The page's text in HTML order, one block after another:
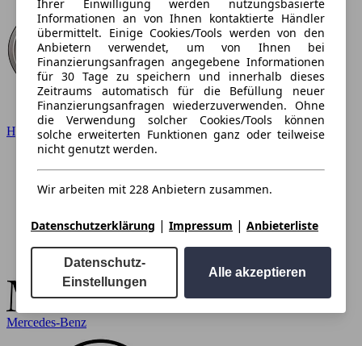
Hyundai
Mercedes-Benz
Ihrer Einwilligung werden nutzungsbasierte
Informationen an von Ihnen kontaktierte Händler
übermittelt. Einige Cookies/Tools werden von den
Anbietern verwendet, um von Ihnen bei
Finanzierungsanfragen angegebene Informationen
für 30 Tage zu speichern und innerhalb dieses
Zeitraums automatisch für die Befüllung neuer
Finanzierungsanfragen wiederzuverwenden. Ohne
die Verwendung solcher Cookies/Tools können
solche erweiterten Funktionen ganz oder teilweise
nicht genutzt werden.
Wir arbeiten mit 228 Anbietern zusammen.
Datenschutzerklärung | Impressum | Anbieterliste
Datenschutz-
Einstellungen
Alle akzeptieren